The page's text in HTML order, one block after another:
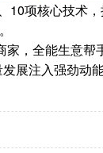
10项核心技术
家，全能生意
展注入强劲动能